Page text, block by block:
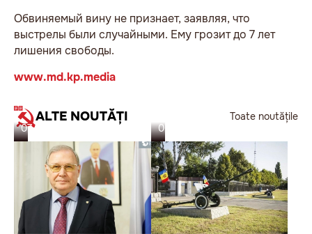
Обвиняемый вину не признает, заявляя, что
выстрелы были случайными. Ему грозит до 7 лет
лишения свободы.
www.md.kp.media
ALTE NOUTĂȚI
Toate noutățile
07.08.26
06.08.26